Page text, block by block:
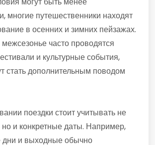
многие путешественники находят
в осенних и зимних пейзажах.
часто проводятся
и культурные события,
стать дополнительным поводом
поездки стоит учитывать не
но и конкретные даты. Например,
дни и выходные обычно